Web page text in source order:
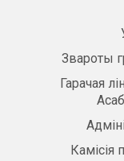
Звароты
Гарачая
Камісія